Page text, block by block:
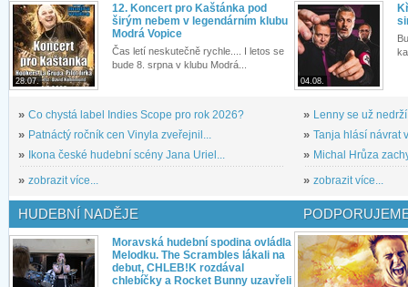
28.07.
12. Koncert pro Kaštánka pod
širým nebem v legendárním klubu
Modrá Vopice
Čas letí neskutečně rychle.... I letos se
bude 8. srpna v klubu Modrá...
» Co chystá label Indies Scope pro rok 2026?
» Patnáctý ročník cen Vinyla zveřejnil...
» Ikona české hudební scény Jana Uriel...
» zobrazit více...
04.08.
» Lenny se už
» Tanja hlásí návrat
» Michal Hrůza
» zobrazit více...
HUDEBNÍ NADĚJE
Moravská hudební spodina ovládla
Melodku. The Scrambles lákali na
debut, CHLEB!K rozdával
chlebíčky a Rocket Bunny uzavřeli